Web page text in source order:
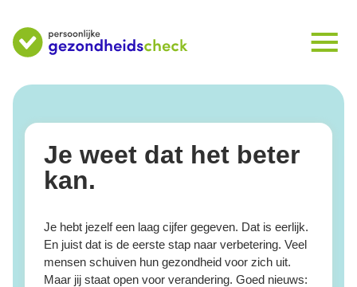
Je weet dat het beter
kan.
Je hebt jezelf een laag cijfer gegeven. Dat is eerlijk.
En juist dat is de eerste stap naar verbetering. Veel
mensen schuiven hun gezondheid voor zich uit.
Maar jij staat open voor verandering. Goed nieuws: